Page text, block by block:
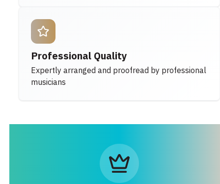
Professional Quality
Expertly arranged and proofread by professional
musicians